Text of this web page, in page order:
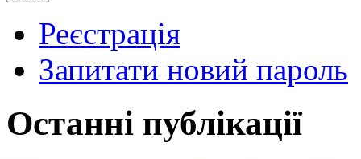
Реєстрація
Запитати новий пароль
Останні публікації